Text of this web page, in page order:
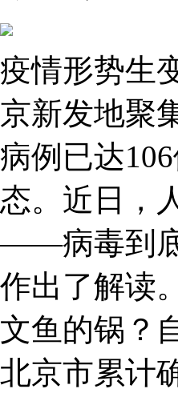
疫情形势生
京新发地聚
病例已达
态。近日，
——病毒到底
作出了解读
文鱼的锅？
北京市累计